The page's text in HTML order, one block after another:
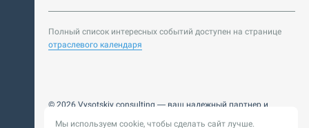
Полный список интересных событий доступен на странице
отраслевого календаря
© 2026 Vysotskiy consulting — ваш надежный партнер и
Мы используем cookie, чтобы сделать сайт лучше.